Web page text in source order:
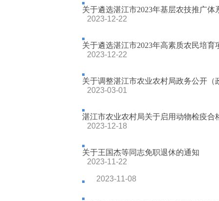
关于遴选湛江市2023年基层农技推广
2023-12-22
关于遴选湛江市2023年高素质农民培
2023-12-22
关于调整湛江市农业农村局政务公开（
2023-03-01
湛江市农业农村局关于启用动物检疫合
2023-12-18
关于王国杰等同志免职退休的通知
2023-11-22
2023-11-08